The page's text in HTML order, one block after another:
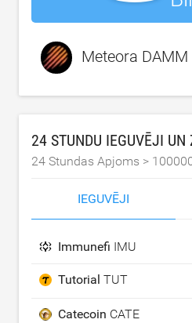
Meteora DAMM
24 STUNDU IEGUVĒJI UN
24 Stundas Apjoms >
IEGUVĒJI
Immunefi IMU
Tutorial TUT
Catecoin CATE